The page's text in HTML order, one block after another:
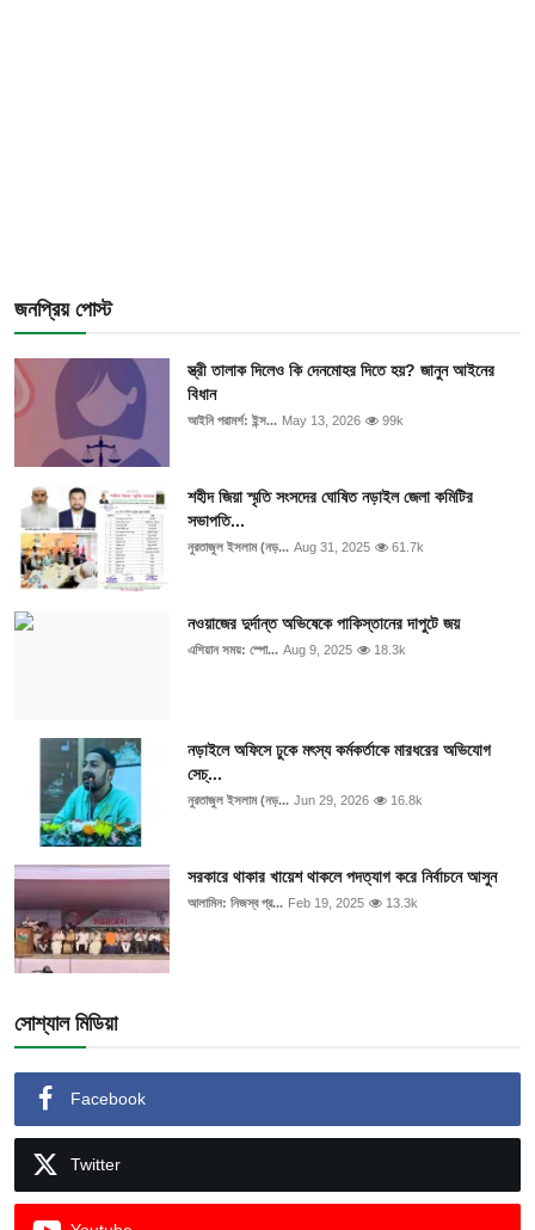
জনপ্রিয় পোস্ট
স্ত্রী তালাক দিলেও কি দেনমোহর দিতে হয়? জানুন আইনের
বিধান
আইনি পরামর্শ: ইন্স... May 13, 2026 99k
শহীদ জিয়া স্মৃতি সংসদের ঘোষিত নড়াইল জেলা কমিটির
সভাপতি...
নুরতাজুল ইসলাম (নড়... Aug 31, 2025 61.7k
নওয়াজের দুর্দান্ত অভিষেকে পাকিস্তানের দাপুটে জয়
এশিয়ান সময়: স্পো... Aug 9, 2025 18.3k
নড়াইলে অফিসে ঢুকে মৎস্য কর্মকর্তাকে মারধরের অভিযোগ
সেচ্...
নুরতাজুল ইসলাম (নড়... Jun 29, 2026 16.8k
সরকারে থাকার খায়েশ থাকলে পদত্যাগ করে নির্বাচনে আসুন
আলামিন: নিজস্ব প্র... Feb 19, 2025 13.3k
সোশ্যাল মিডিয়া
Facebook
Twitter